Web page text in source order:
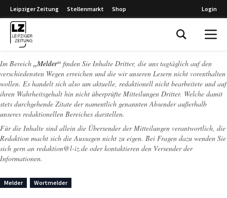
Leipziger Zeitung Stellenmarkt Shop Login
Im Bereich „Melder“ finden Sie Inhalte Dritter, die uns tagtäglich auf den
verschiedensten Wegen erreichen und die wir unseren Lesern nicht vorenthalten
wollen. Es handelt sich also um aktuelle, redaktionell nicht bearbeitete und auf
ihren Wahrheitsgehalt hin nicht überprüfte Mitteilungen Dritter. Welche damit
stets durchgehende Zitate der namentlich genannten Absender außerhalb
unseres redaktionellen Bereiches darstellen.
Für die Inhalte sind allein die Übersender der Mitteilungen verantwortlich, die
Redaktion macht sich die Aussagen nicht zu eigen. Bei Fragen dazu wenden Sie
sich gern an redaktion@l-iz.de oder kontaktieren den Versender der
Informationen.
Melder Wortmelder